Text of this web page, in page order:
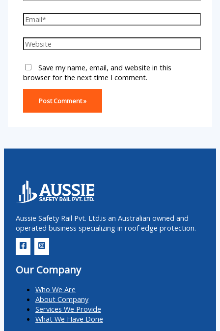
Save my name, email, and website in this
browser for the next time I comment.
Aussie Safety Rail Pvt. Ltd.is an Australian owned and
operated business specializing in roof edge protection.
Our Company
Who We Are
About Company
Services We Provide
What We Have Done